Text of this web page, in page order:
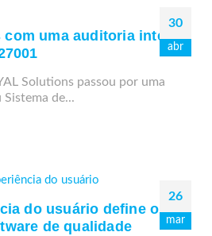
30
abr
com uma auditoria interna
Solutions passou por uma
de...
26
mar
do usuário define o
de qualidade